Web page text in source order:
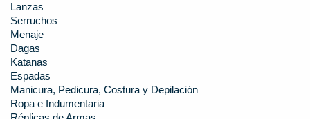
Lanzas
Serruchos
Menaje
Dagas
Katanas
Espadas
Manicura, Pedicura, Costura y Depilación
Ropa e Indumentaria